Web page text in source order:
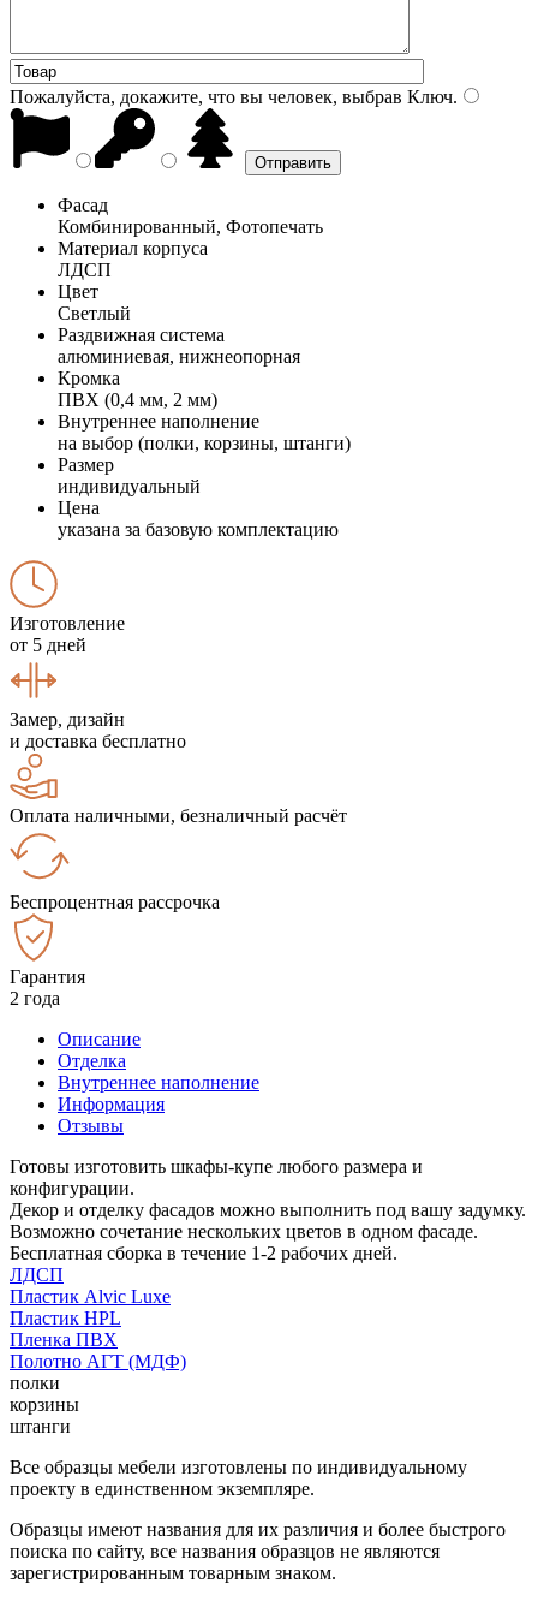
Пожалуйста, докажите, что вы человек, выбрав Ключ.
Фасад
Комбинированный, Фотопечать
Материал корпуса
ЛДСП
Цвет
Светлый
Раздвижная система
алюминиевая, нижнеопорная
Кромка
ПВХ (0,4 мм, 2 мм)
Внутреннее наполнение
на выбор (полки, корзины, штанги)
Размер
индивидуальный
Цена
указана за базовую комплектацию
Изготовление
от 5 дней
Замер, дизайн
и доставка бесплатно
Оплата наличными, безналичный расчёт
Беспроцентная рассрочка
Гарантия
2 года
Описание
Отделка
Внутреннее наполнение
Информация
Отзывы
Готовы изготовить шкафы-купе любого размера и
конфигурации.
Декор и отделку фасадов можно выполнить под вашу задумку.
Возможно сочетание нескольких цветов в одном фасаде.
Бесплатная сборка в течение 1-2 рабочих дней.
ЛДСП
Пластик Alvic Luxe
Пластик HPL
Пленка ПВХ
Полотно АГТ (МДФ)
полки
корзины
штанги
Все образцы мебели изготовлены по индивидуальному
проекту в единственном экземпляре.
Образцы имеют названия для их различия и более быстрого
поиска по сайту, все названия образцов не являются
зарегистрированным товарным знаком.